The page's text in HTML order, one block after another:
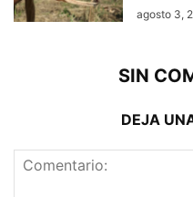
agosto 3,
SIN
DEJA